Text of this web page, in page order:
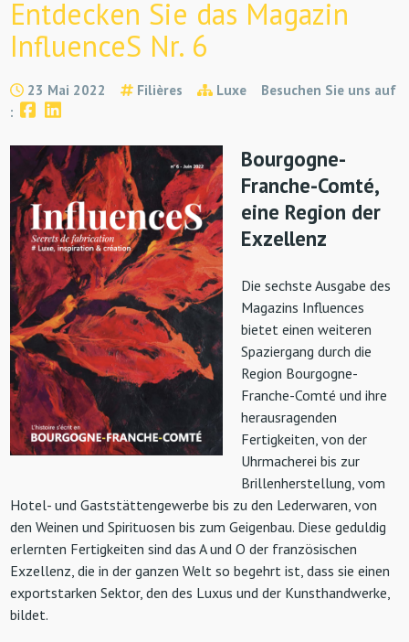
Entdecken Sie das Magazin
InfluenceS Nr. 6
23 Mai 2022 Filières Luxe
Besuchen Sie uns auf
:
Bourgogne-
Franche-Comté,
eine Region der
Exzellenz
Die sechste Ausgabe des
Magazins Influences
bietet einen weiteren
Spaziergang durch die
Region Bourgogne-
Franche-Comté und ihre
herausragenden
Fertigkeiten, von der
Uhrmacherei bis zur
Brillenherstellung, vom
Hotel- und Gaststättengewerbe bis zu den Lederwaren, von
den Weinen und Spirituosen bis zum Geigenbau. Diese geduldig
erlernten Fertigkeiten sind das A und O der französischen
Exzellenz, die in der ganzen Welt so begehrt ist, dass sie einen
exportstarken Sektor, den des Luxus und der Kunsthandwerke,
bildet.